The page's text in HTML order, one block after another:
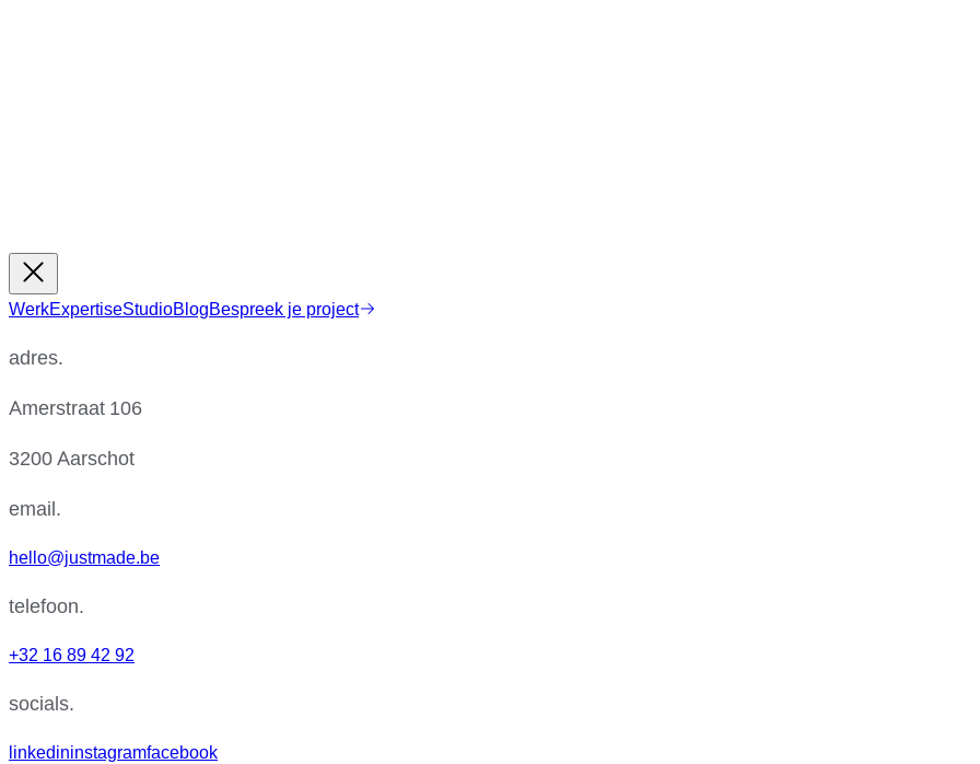
WerkExpertiseStudioBlogBespreek je project
adres.
Amerstraat 106
3200 Aarschot
email.
hello@justmade.be
telefoon.
+32 16 89 42 92
socials.
linkedininstagramfacebook